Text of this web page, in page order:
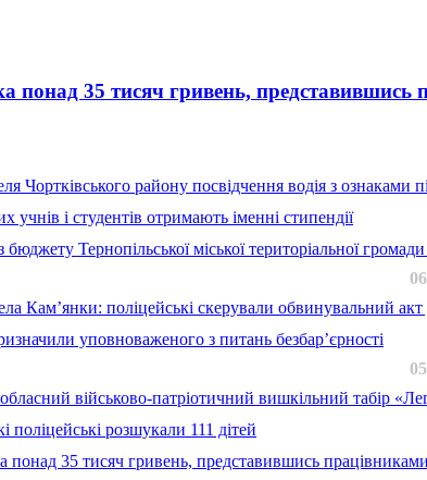
понад 35 тисяч гривень, представившись
Чортківського району посвідчення водія з ознаками
учнів і студентів отримають іменні стипендії
Тернопільської міської територіальної
Кам’янки: поліцейські скерували обвинувальний акт
уповноваженого з питань безбар’єрності
військово-патріотичний вишкільний табір
поліцейські розшукали 111 дітей
понад 35 тисяч гривень, представившись